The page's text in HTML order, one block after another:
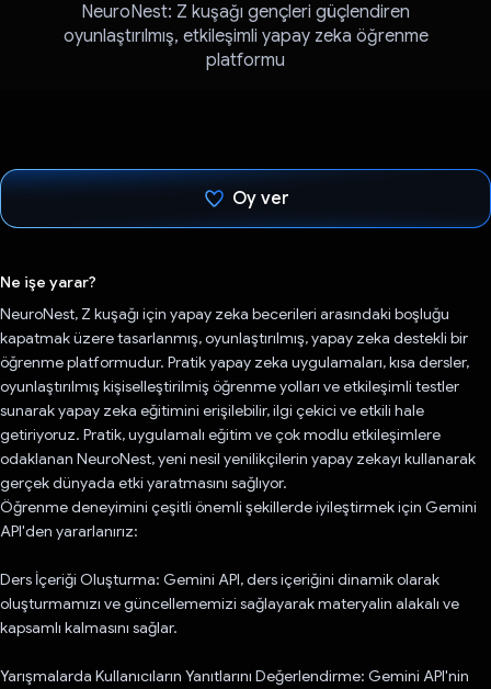
NeuroNest: Z kuşağı gençleri güçlendiren
oyunlaştırılmış, etkileşimli yapay zeka öğrenme
platformu
Oy ver
Ne işe yarar?
NeuroNest, Z kuşağı için yapay zeka becerileri arasındaki boşluğu
kapatmak üzere tasarlanmış, oyunlaştırılmış, yapay zeka destekli bir
öğrenme platformudur. Pratik yapay zeka uygulamaları, kısa dersler,
oyunlaştırılmış kişiselleştirilmiş öğrenme yolları ve etkileşimli testler
sunarak yapay zeka eğitimini erişilebilir, ilgi çekici ve etkili hale
getiriyoruz. Pratik, uygulamalı eğitim ve çok modlu etkileşimlere
odaklanan NeuroNest, yeni nesil yenilikçilerin yapay zekayı kullanarak
gerçek dünyada etki yaratmasını sağlıyor.
Öğrenme deneyimini çeşitli önemli şekillerde iyileştirmek için Gemini
API'den yararlanırız:
Ders İçeriği Oluşturma: Gemini API, ders içeriğini dinamik olarak
oluşturmamızı ve güncellememizi sağlayarak materyalin alakalı ve
kapsamlı kalmasını sağlar.
Yarışmalarda Kullanıcıların Yanıtlarını Değerlendirme: Gemini API'nin